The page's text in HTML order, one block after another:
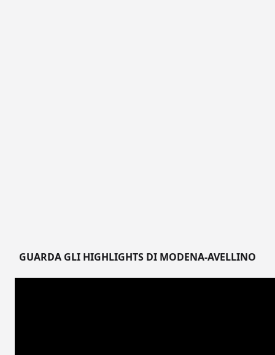
GUARDA GLI HIGHLIGHTS DI MODENA-AVELLINO